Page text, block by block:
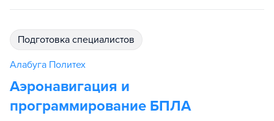
подготовка специалистов
Алабуга Политех
Аэронавигация и
программирование БПЛА